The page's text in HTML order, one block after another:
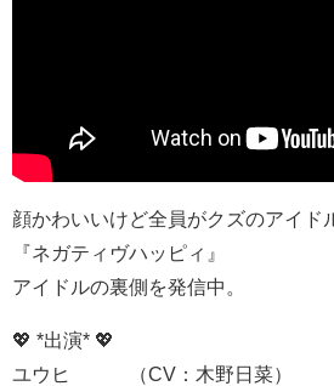
顔かわいいけど全員がクズのアイド
『ネガティヴハッピィ』
アイドルの裏側を発信中。
💖 *出演* 💖
ユウヒ （CV：木野日菜）